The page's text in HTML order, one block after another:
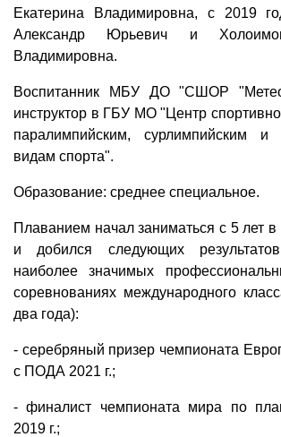
Екатерина Владимировна, с 2019
Александр Юрьевич и
Владимировна.
Воспитанник МБУ ДО "СШОР
инструктор в ГБУ МО "Центр
паралимпийским, сурлимпийским и
видам спорта".
Образование: среднее специальное.
Плаванием начал заниматься с 5 лет в
и добился следующих
наиболее значимых
соревнованиях международного
два года):
- серебряный призер чемпионата
с ПОДА 2021 г.;
- финалист чемпионата мира по
2019 г.;